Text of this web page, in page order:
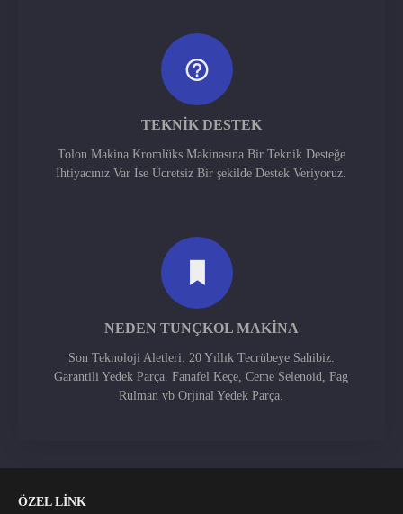
TEKNIK DESTEK
Tolon Makina Kromlüks Makinasına Bir Teknik Desteğe
İhtiyacınız Var İse Ücretsiz Bir şekilde Destek Veriyoruz.
NEDEN TUNÇKOL MAKINA
Son Teknoloji Aletleri. 20 Yıllık Tecrübeye Sahibiz.
Garantili Yedek Parça. Fanafel Keçe, Ceme Selenoid, Fag
Rulman vb Orjinal Yedek Parça.
ÖZEL LİNK